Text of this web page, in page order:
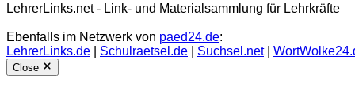
LehrerLinks.net - Link- und Materialsammlung für Lehrkräfte
Ebenfalls im Netzwerk von paed24.de:
LehrerLinks.de
Schulraetsel.de Suchsel.net|
Close